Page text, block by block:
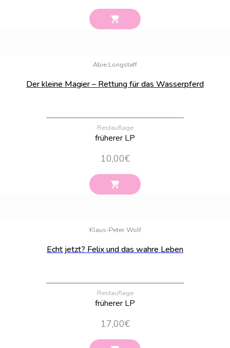
Abie Longstaff
Der kleine Magier – Rettung für das Wasserpferd
Restauflage
früherer LP
10,00€
Klaus-Peter Wolf
Echt jetzt? Felix und das wahre Leben
Restauflage
früherer LP
17,00€